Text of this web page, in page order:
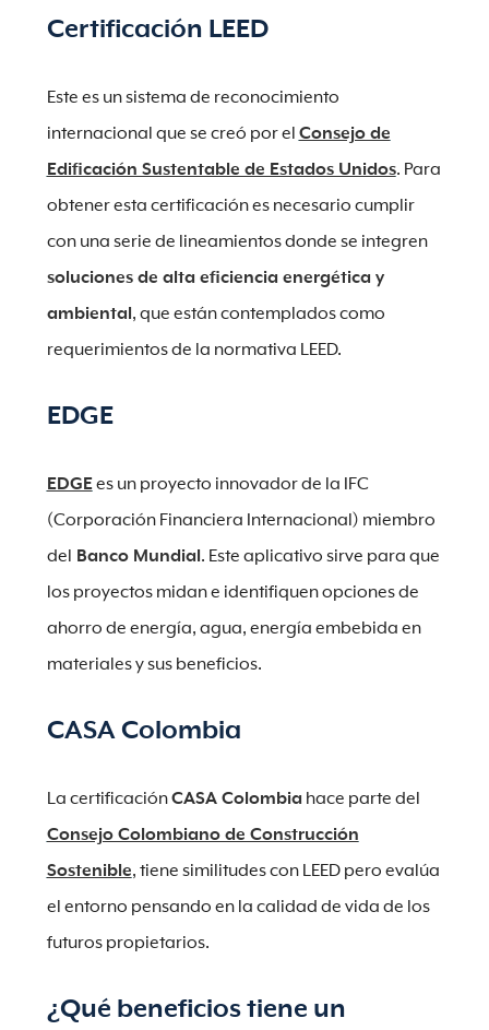
Certificación LEED
Este es un sistema de reconocimiento
internacional que se creó por el Consejo de
Edificación Sustentable de Estados Unidos. Para
obtener esta certificación es necesario cumplir
con una serie de lineamientos donde se integren
soluciones de alta eficiencia energética y
ambiental , que están contemplados como
requerimientos de la normativa LEED.
EDGE
EDGEes un proyecto innovador de la IFC
(Corporación Financiera Internacional) miembro
del
Banco Mundial . Este aplicativo sirve para que
los proyectos midan e identifiquen opciones de
ahorro de energía, agua, energía embebida en
materiales y sus beneficios.
CASA Colombia
La certificaciónCASA Colombia hace parte del
Consejo Colombiano de Construcción
Sostenible, tiene similitudes con LEED pero evalúa
el entorno pensando en la calidad de vida de los
futuros propietarios.
¿Qué beneficios tiene un